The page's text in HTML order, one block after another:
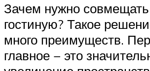
Зачем нужно
гостиную? Такое
много преимуществ.
главное − это